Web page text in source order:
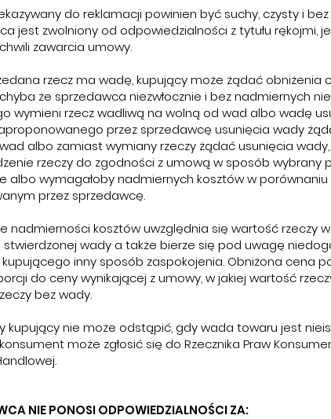
do reklamacji powinien być suchy, czysty i
jest zwolniony od odpowiedzialności z tytułu rękojmi,
zawarcia umowy.
rzecz ma wadę, kupujący może żądać obniżenia
że sprzedawca niezwłocznie i bez nadmiernych
wymieni rzecz wadliwą na wolną od wad albo wadę
przez sprzedawcę usunięcia wady
albo zamiast wymiany rzeczy żądać usunięcia
rzeczy do zgodności z umową w sposób wybrany
albo wymagałoby nadmiernych kosztów w
przez sprzedawcę.
nadmierności kosztów uwzględnia się wartość rzeczy
stwierdzonej wady a także bierze się pod uwagę
kupującego inny sposób zaspokojenia. Obniżona cena
do ceny wynikającej z umowy, w jakiej wartość
bez wady.
kupujący nie może odstąpić, gdy wada towaru jest
może zgłosić się do Rzecznika Praw
NIE PONOSI ODPOWIEDZIALNOŚCI ZA: